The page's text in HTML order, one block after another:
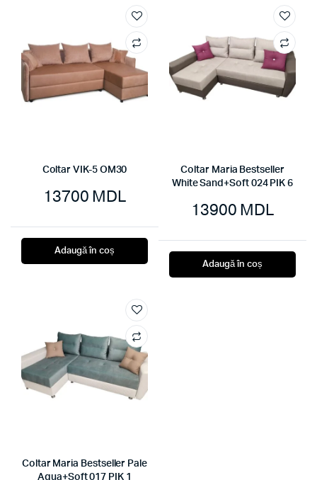
Coltar VIK-5 OM30
13700 MDL
Adaugă în coș
Coltar Maria Bestseller
White Sand+Soft 024 PIK 6
13900 MDL
Adaugă în coș
Coltar Maria Bestseller Pale
Aqua+Soft 017 PIK 1